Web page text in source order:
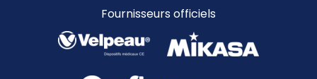
Fournisseurs officiels